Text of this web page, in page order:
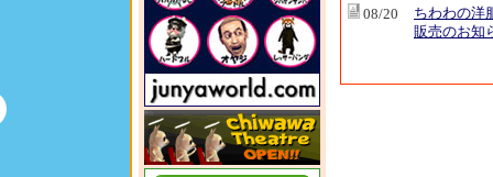
08/20
ちわわの洋
販売のお知